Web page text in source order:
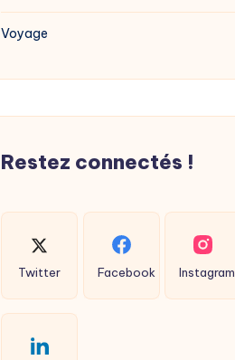
Voyage
Restez connectés !
Twitter Facebook Instagram